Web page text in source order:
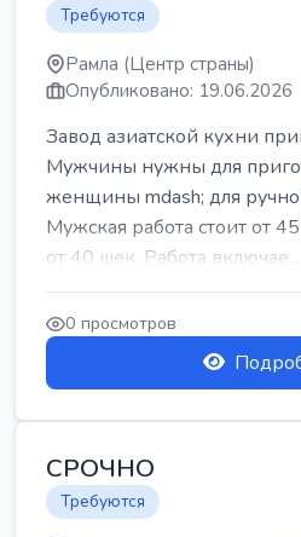
Требуются
Рамла (Центр страны)
Опубликовано: 19.06.2026
Завод азиатской кухни
Мужчины нужны для
женщины mdash; для
Мужская работа стоит от
от 40 шек. Работа включае...
0 просмотров
СРОЧНО
Требуются